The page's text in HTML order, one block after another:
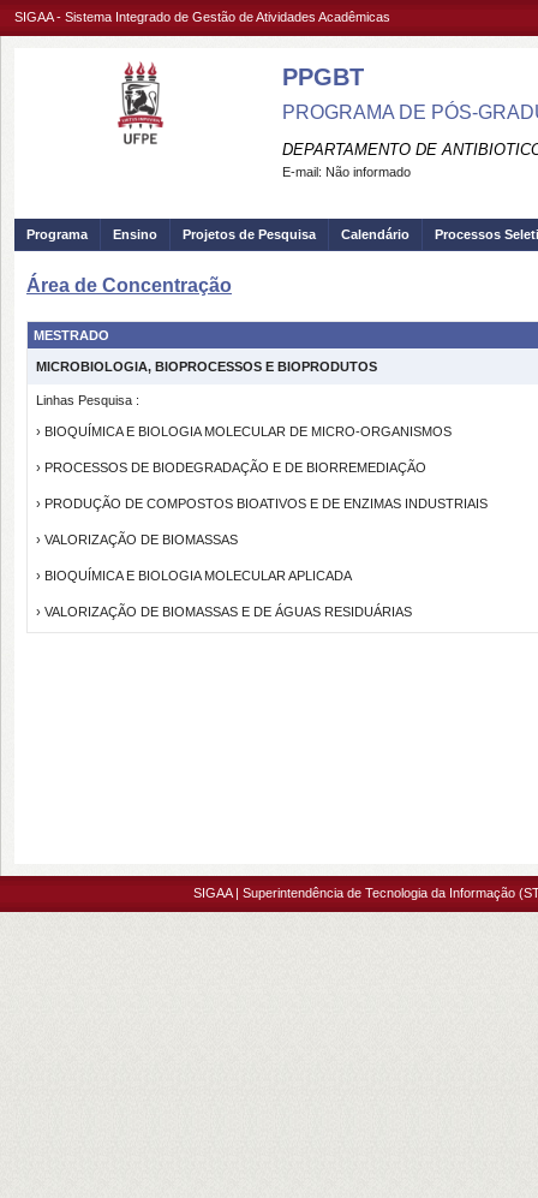
SIGAA - Sistema Integrado de Gestão de Atividades Acadêmicas
PPGBT
PROGRAMA DE PÓS-
DEPARTAMENTO DE
E-mail: Não informado
Programa Ensino Projetos de Pesquisa Calendário Processos
Área de Concentração
MESTRADO
MICROBIOLOGIA, BIOPROCESSOS E BIOPRODUTOS
Linhas Pesquisa :
› BIOQUÍMICA E BIOLOGIA MOLECULAR DE MICRO-ORGANISMOS
› PROCESSOS DE BIODEGRADAÇÃO E DE BIORREMEDIAÇÃO
› PRODUÇÃO DE COMPOSTOS BIOATIVOS E DE ENZIMAS INDUSTRIAIS
› VALORIZAÇÃO DE BIOMASSAS
› BIOQUÍMICA E BIOLOGIA MOLECULAR APLICADA
› VALORIZAÇÃO DE BIOMASSAS E DE ÁGUAS RESIDUÁRIAS
SIGAA | Superintendência de Tecnologia da Informação